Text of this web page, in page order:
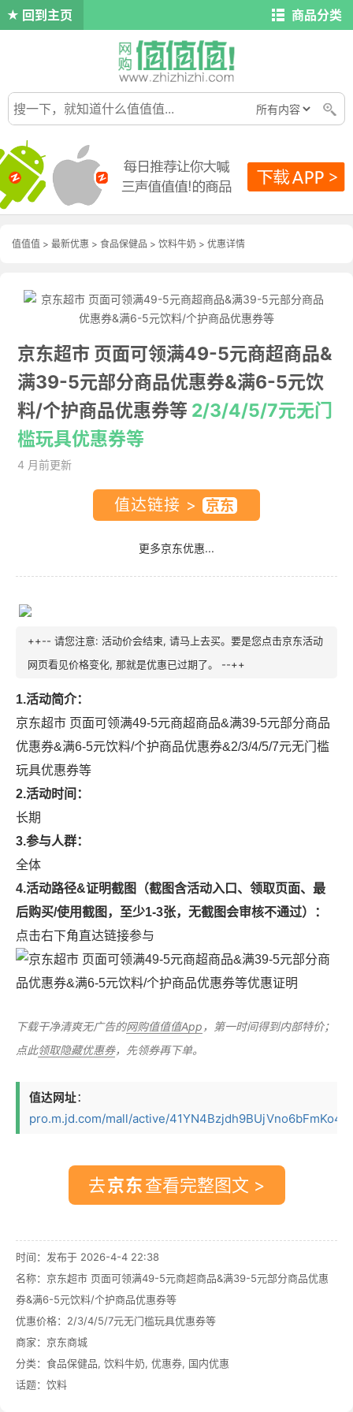
回到主页 商品分类
值值值 > 最新优惠 > 食品保健品 > 饮料牛奶 > 优惠详情
京东超市 页面可领满49-5元商超商品&
满39-5元部分商品优惠券&满6-5元饮
料/个护商品优惠券等 2/3/4/5/7元无门
槛玩具优惠券等
4 月前更新
值达链接 >
更多京东优惠...
++-- 请您注意: 活动价会结束, 请马上去买。要是您点击京东活动
网页看见价格变化, 那就是优惠已过期了。 --++
1.活动简介：
京东超市 页面可领满49-5元商超商品&满39-5元部分商品
优惠券&满6-5元饮料/个护商品优惠券&2/3/4/5/7元无门槛
玩具优惠券等
2.活动时间：
长期
3.参与人群：
全体
4.活动路径&证明截图（截图含活动入口、领取页面、最
后购买/使用截图，至少1-3张，无截图会审核不通过）：
点击右下角直达链接参与
下载干净清爽无广告的网购值值值App ，第一时间得到内部特价；
点此领取隐藏优惠券，先领券再下单。
值达网址：
pro.m.jd.com/mall/active/
去 查看完整图文 >
时间：发布于 2026-4-4 22:38
名称： 京东超市 页面可领满49-5元商超商品&满39-5元部分商品优惠
券&满6-5元饮料/个护商品优惠券等
优惠价格： 2/3/4/5/7元无门槛玩具优惠券等
商家： 京东商城
分类： 食品保健品, 饮料牛奶, 优惠券, 国内优惠
话题： 饮料